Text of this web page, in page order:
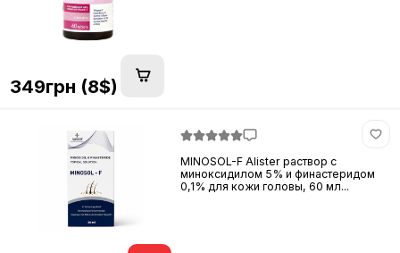
349грн (8$)
MINOSOL-F Alister раствор с
миноксидилом 5% и финастеридом
0,1% для кожи головы, 60 мл...